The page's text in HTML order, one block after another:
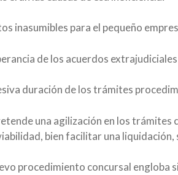
inasumibles para el pequeño
de los acuerdos
duración de los trámites
una agilización en los trámites
bien facilitar una liquidación,
procedimiento concursal engloba